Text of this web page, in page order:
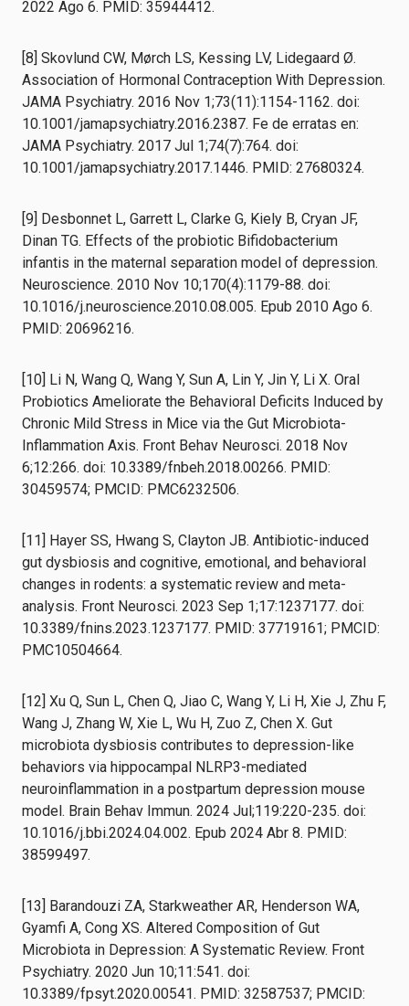
2022 Ago 6. PMID: 35944412.
[8] Skovlund CW, Mørch LS, Kessing LV, Lidegaard Ø.
Association of Hormonal Contraception With Depression.
JAMA Psychiatry. 2016 Nov 1;73(11):1154-1162. doi:
10.1001/jamapsychiatry.2016.2387. Fe de erratas en:
JAMA Psychiatry. 2017 Jul 1;74(7):764. doi:
10.1001/jamapsychiatry.2017.1446. PMID: 27680324.
[9] Desbonnet L, Garrett L, Clarke G, Kiely B, Cryan JF,
Dinan TG. Effects of the probiotic Bifidobacterium
infantis in the maternal separation model of depression.
Neuroscience. 2010 Nov 10;170(4):1179-88. doi:
10.1016/j.neuroscience.2010.08.005. Epub 2010 Ago 6.
PMID: 20696216.
[10] Li N, Wang Q, Wang Y, Sun A, Lin Y, Jin Y, Li X. Oral
Probiotics Ameliorate the Behavioral Deficits Induced by
Chronic Mild Stress in Mice via the Gut Microbiota-
Inflammation Axis. Front Behav Neurosci. 2018 Nov
6;12:266. doi: 10.3389/fnbeh.2018.00266. PMID:
30459574; PMCID: PMC6232506.
[11] Hayer SS, Hwang S, Clayton JB. Antibiotic-induced
gut dysbiosis and cognitive, emotional, and behavioral
changes in rodents: a systematic review and meta-
analysis. Front Neurosci. 2023 Sep 1;17:1237177. doi:
10.3389/fnins.2023.1237177. PMID: 37719161; PMCID:
PMC10504664.
[12] Xu Q, Sun L, Chen Q, Jiao C, Wang Y, Li H, Xie J, Zhu F,
Wang J, Zhang W, Xie L, Wu H, Zuo Z, Chen X. Gut
microbiota dysbiosis contributes to depression-like
behaviors via hippocampal NLRP3-mediated
neuroinflammation in a postpartum depression mouse
model. Brain Behav Immun. 2024 Jul;119:220-235. doi:
10.1016/j.bbi.2024.04.002. Epub 2024 Abr 8. PMID:
38599497.
[13] Barandouzi ZA, Starkweather AR, Henderson WA,
Gyamfi A, Cong XS. Altered Composition of Gut
Microbiota in Depression: A Systematic Review. Front
Psychiatry. 2020 Jun 10;11:541. doi:
10.3389/fpsyt.2020.00541. PMID: 32587537; PMCID: